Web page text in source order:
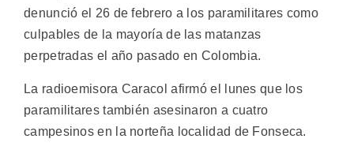
denunció el 26 de febrero a los paramilitares como
culpables de la mayoría de las matanzas
perpetradas el año pasado en Colombia.
La radioemisora Caracol afirmó el lunes que los
paramilitares también asesinaron a cuatro
campesinos en la norteña localidad de Fonseca.